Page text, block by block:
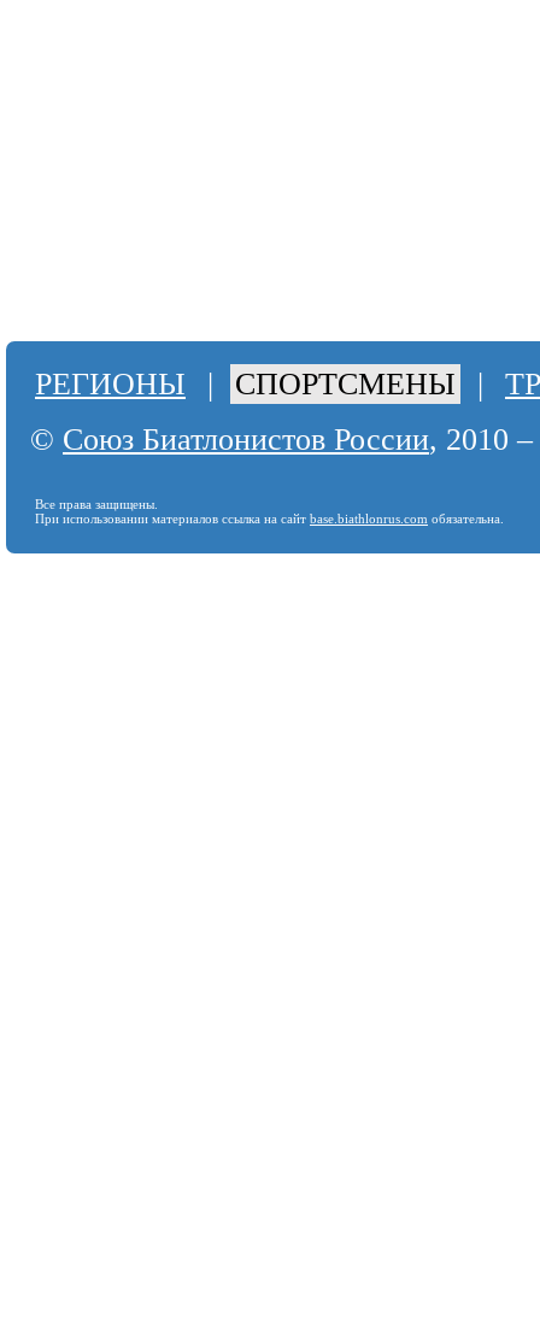
РЕГИОНЫ | СПОРТСМЕНЫ |
© Союз Биатлонистов России, 2010
Все права защищены.
При использовании материалов ссылка на сайт base.biathlonrus.com обязательна.